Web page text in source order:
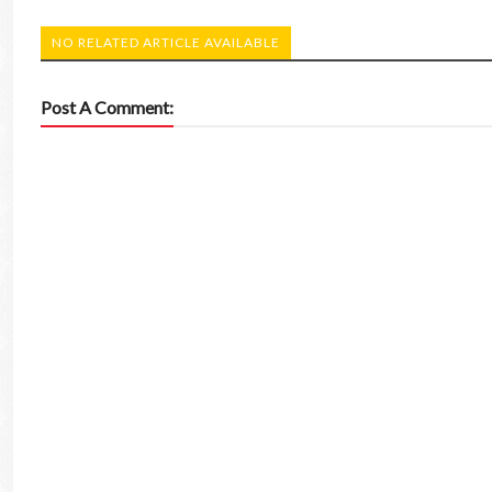
NO RELATED ARTICLE AVAILABLE
Post A Comment: